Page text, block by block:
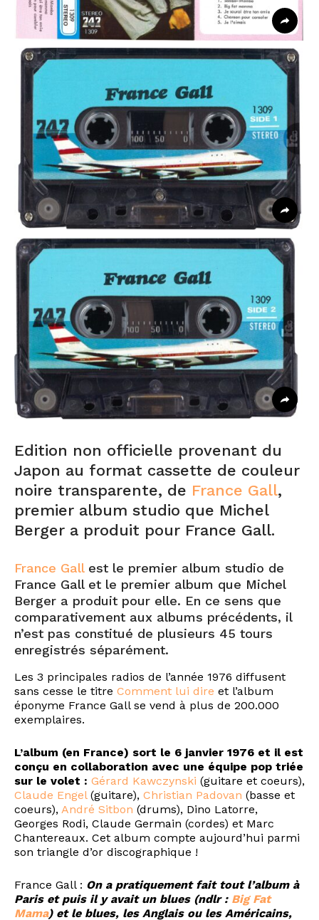
Edition non officielle provenant du
Japon au format cassette de couleur
noire transparente, de France Gall,
premier album studio que Michel
Berger a produit pour France Gall.
France Gallest le premier album studio de
France Gall et le premier album que Michel
Berger a produit pour elle. En ce sens que
comparativement aux albums précédents, il
n’est pas constitué de plusieurs 45 tours
enregistrés séparément.
Les 3 principales radios de l’année 1976 diffusent
sans cesse le titre Comment lui dire et l’album
éponyme France Gall se vend à plus de 200.000
exemplaires.
L’album (en France) sort le 6 janvier 1976 et il est
conçu en collaboration avec une équipe pop triée
sur le volet : Gérard Kawczynski (guitare et coeurs),
Claude Engel(guitare), Christian Padovan (basse et
coeurs), André Sitbon (drums), Dino Latorre,
Georges Rodi, Claude Germain (cordes) et Marc
Chantereaux. Cet album compte aujourd’hui parmi
son triangle d’or discographique !
France Gall : On a pratiquement fait tout l’album à
Paris et puis il y avait un blues (ndlr : Big Fat
Mama) et le blues, les Anglais ou les Américains,